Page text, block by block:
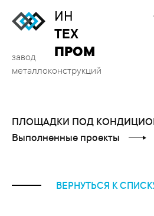
ИН
ТЕХ
ПРОМ
завод
металлоконструкций
ПЛОЩАДКИ ПОД
Выполненные проекты
ВЕРНУТЬСЯ К